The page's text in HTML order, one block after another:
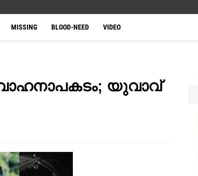
MISSING BLOOD-NEED VIDEO
യുവാവ്